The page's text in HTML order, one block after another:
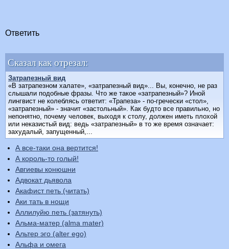
Ответить
Сказал как отрезал:
Затрапезный вид
«В затрапезном халате», «затрапезный вид»... Вы, конечно, не раз
слышали подобные фразы. Что же такое «затрапезный»? Иной
лингвист не колеблясь ответит: «Трапеза» - по-гречески «стол»,
«затрапезный» - значит «застольный». Как будто все правильно, но
непонятно, почему человек, выходя к столу, должен иметь плохой
или неказистый вид: ведь «затрапезный» в то же время означает:
захудалый, запущенный,...
А все-таки она вертится!
А король-то голый!
Авгиевы конюшни
Адвокат дьявола
Акафист петь (читать)
Аки тать в нощи
Аллилуйю петь (затянуть)
Альма-матер (alma mater)
Альтер эго (alter ego)
Альфа и омега